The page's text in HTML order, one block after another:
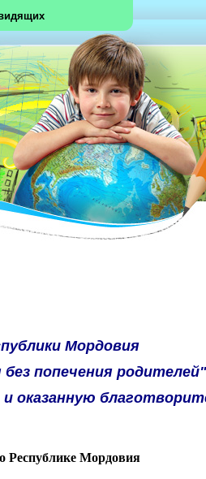
Мордовия
попечения родителей"
оказанную
Республике Мордовия